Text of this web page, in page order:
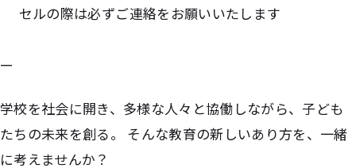
セルの際は必ずご連絡をお願いいたします
—
学校を社会に開き、多様な人々と協働しながら、子ども
たちの未来を創る。 そんな教育の新しいあり方を、一緒
に考えませんか？